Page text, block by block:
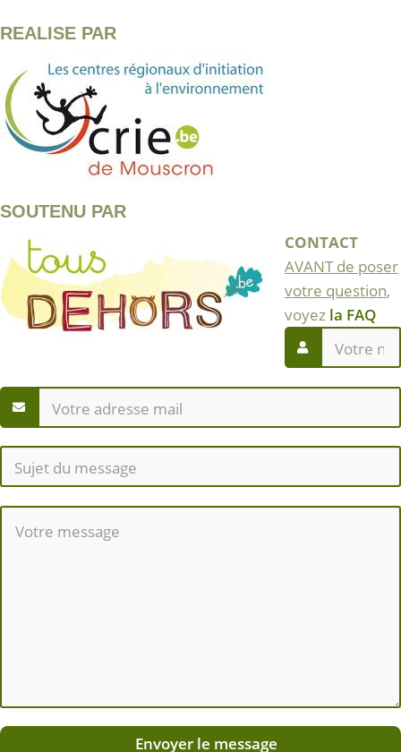
REALISE PAR
SOUTENU PAR
CONTACT
AVANT de poser
votre question,
voyez la FAQ
Envoyer le message